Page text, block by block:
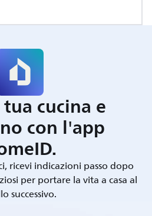
cucina e
con l'app
ricevi indicazioni passo dopo
per portare la vita a casa al
successivo.